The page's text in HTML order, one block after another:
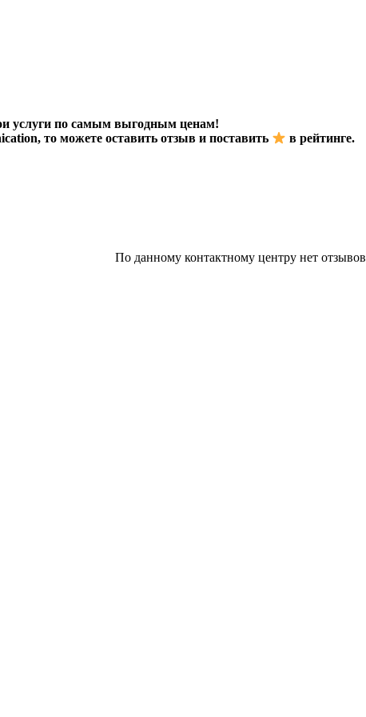
услуги по самым выгодным ценам!
, то можете оставить отзыв и поставить в рейтинге.
По данному контактному центру нет отзывов